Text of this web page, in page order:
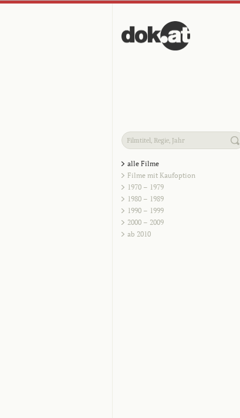
alle Filme
Filme mit Kaufoption
1970 – 1979
1980 – 1989
1990 – 1999
2000 – 2009
ab 2010